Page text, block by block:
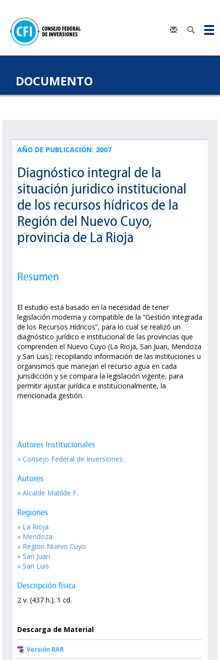
DOCUMENTO
AÑO DE PUBLICACIÓN: 2007
Diagnóstico integral de la
situación juridico institucional
de los recursos hídricos de la
Región del Nuevo Cuyo,
provincia de La Rioja
Resumen
El estudio está basado en la necesidad de tener
legislación moderna y compatible de la “Gestión Integrada
de los Recursos Hídricos”, para lo cual se realizó un
diagnóstico jurídico e institucional de las provincias que
comprenden el Nuevo Cuyo (La Rioja, San Juan, Mendoza
y San Luis); recopilando información de las instituciones u
organismos que manejan el recurso agua en cada
jurisdicción y se compara la legislación vigente, para
permitir ajustar jurídica e institucionalmente, la
mencionada gestión.
Autores Institucionales
» Consejo Federal de Inversiones
Autores
» Alcalde Matilde F.
Regiones
» La Rioja
» Mendoza
» Region Nuevo Cuyo
» San Juan
» San Luis
Descripción física
2 v. (437 h.); 1 cd.
Descarga de Material
Versión RAR